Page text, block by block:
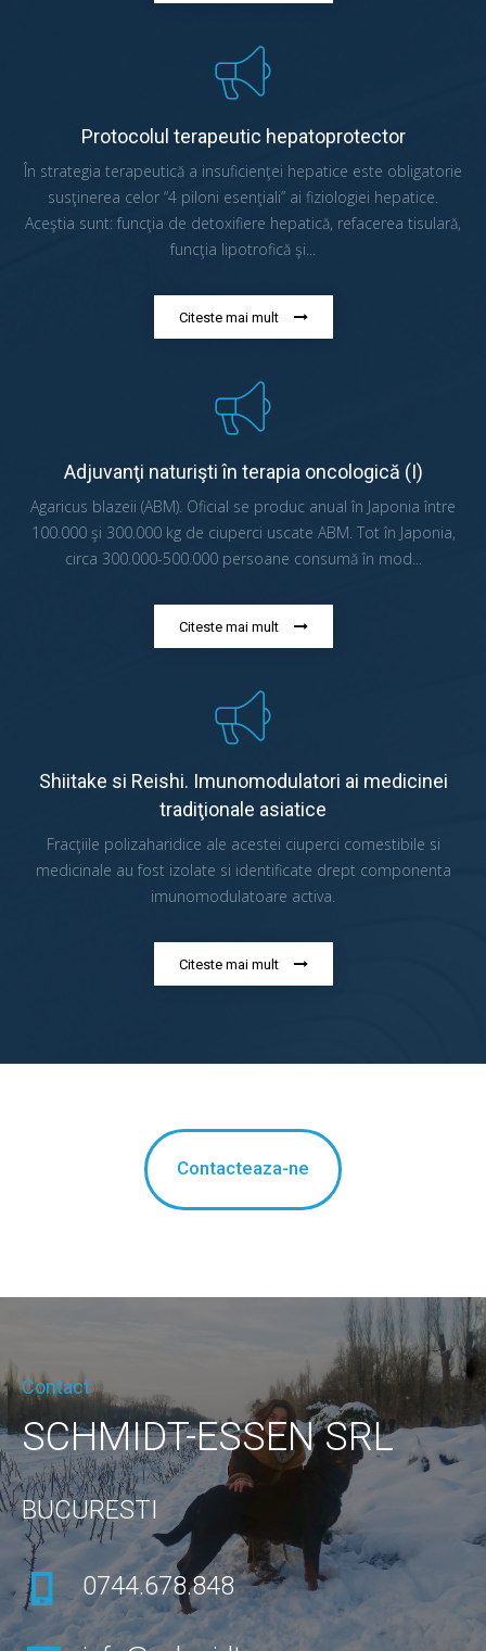
Protocolul terapeutic hepatoprotector
În strategia terapeutică a insuficienţei hepatice este obligatorie
susţinerea celor “4 piloni esenţiali” ai fiziologiei hepatice.
Aceştia sunt: funcţia de detoxifiere hepatică, refacerea tisulară,
funcţia lipotrofică şi...
Citeste mai mult
Adjuvanţi naturişti în terapia oncologică (I)
Agaricus blazeii (ABM). Oficial se produc anual în Japonia între
100.000 şi 300.000 kg de ciuperci uscate ABM. Tot în Japonia,
circa 300.000-500.000 persoane consumă în mod...
Citeste mai mult
Shiitake si Reishi. Imunomodulatori ai medicinei
tradiţionale asiatice
Fracţiile polizaharidice ale acestei ciuperci comestibile si
medicinale au fost izolate si identificate drept componenta
imunomodulatoare activa.
Citeste mai mult
Contacteaza-ne
Contact
SCHMIDT-ESSEN SRL
BUCURESTI
0744.678.848